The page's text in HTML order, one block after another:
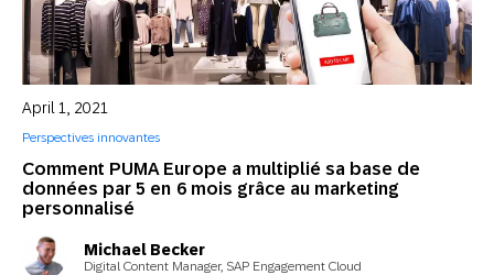
Comment PUMA Europe a multiplié sa base de
données par 5 en 6 mois grâce au marketing
personnalisé
April 1, 2021
Perspectives innovantes
Michael Becker
Digital Content Manager, SAP Engagement Cloud